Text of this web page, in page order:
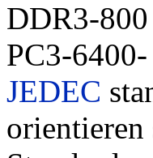
DDR3-
PC3-
JEDEC
orientieren